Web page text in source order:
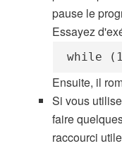
pause le
Essayez
while
Ensuite, il
Si vous
faire
raccourci